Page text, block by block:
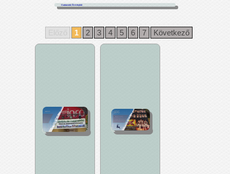
Csabacsűd, Őrménykút
1 2 3 4 5 6 7 Következő